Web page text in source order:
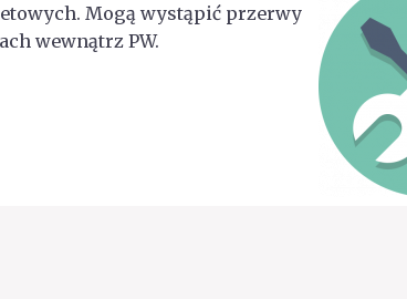
Mogą wystąpić przerwy
wewnątrz PW.